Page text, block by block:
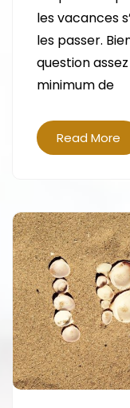
les vacances
les passer.
question
minimum de
Read More